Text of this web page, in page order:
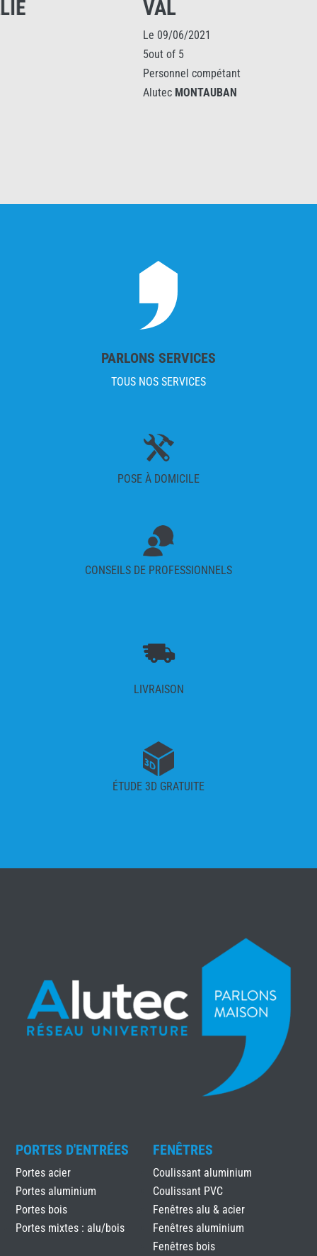
PARLONS SERVICES
TOUS NOS SERVICES
POSE À DOMICILE
CONSEILS DE PROFESSIONNELS
LIVRAISON
ÉTUDE 3D GRATUITE
PORTES D'ENTRÉES
Portes acier
Portes aluminium
Portes bois
Portes mixtes : alu/bois
FENÊTRES
Coulissant aluminium
Coulissant PVC
Fenêtres alu & acier
Fenêtres aluminium
Fenêtres bois